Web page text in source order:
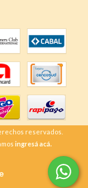
reservados.
ingresá acá.